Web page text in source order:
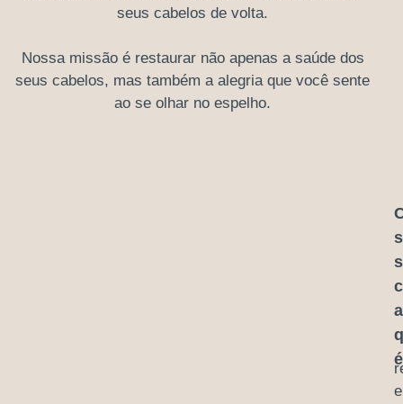
seus cabelos de volta.
Nossa missão é restaurarnão apenas a saúde dos
seus cabelos, mas também a alegria que você sente
ao se olhar no espelho.
a